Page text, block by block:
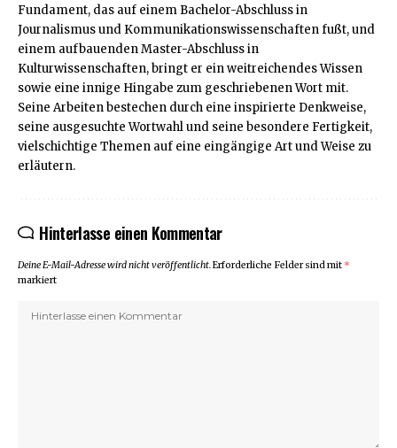
Fundament, das auf einem Bachelor-Abschluss in
Journalismus und Kommunikationswissenschaften fußt, und
einem aufbauenden Master-Abschluss in
Kulturwissenschaften, bringt er ein weitreichendes Wissen
sowie eine innige Hingabe zum geschriebenen Wort mit.
Seine Arbeiten bestechen durch eine inspirierte Denkweise,
seine ausgesuchte Wortwahl und seine besondere Fertigkeit,
vielschichtige Themen auf eine eingängige Art und Weise zu
erläutern.
Hinterlasse einen Kommentar
Deine E-Mail-Adresse wird nicht veröffentlicht.Erforderliche Felder sind mit *
markiert